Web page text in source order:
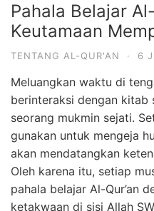
Pahala Belajar
Keutamaan
TENTANG AL-QUR'AN · 6
Meluangkan waktu di
berinteraksi dengan kitab
seorang mukmin sejati.
gunakan untuk mengeja
akan mendatangkan
Oleh karena itu, setiap
pahala belajar Al-Qur’an
ketakwaan di sisi Allah